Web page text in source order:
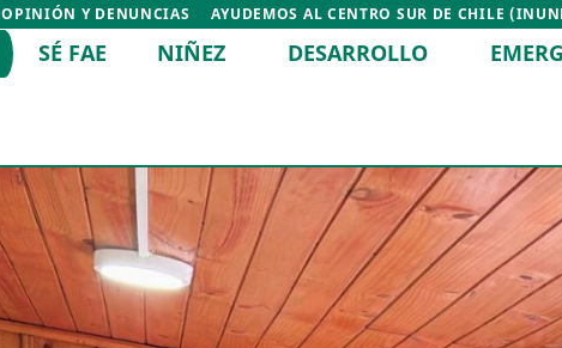
OPINIÓN Y DENUNCIAS AYUDEMOS AL CENTRO SUR DE CHILE
SÉ FAE NIÑEZ DESARROLLO